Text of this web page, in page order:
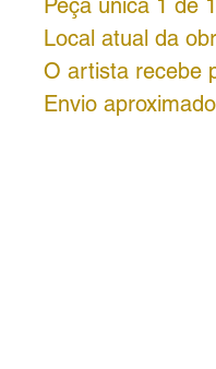
Peça única 1 de 1
Local atual da
O artista recebe
Envio